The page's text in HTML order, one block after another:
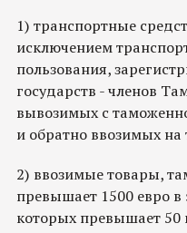
1) транспортные
исключением
пользования,
государств - членов
вывозимых с
и обратно ввозимых
2) ввозимые товары,
превышает 1500 евро
которых превышает 50